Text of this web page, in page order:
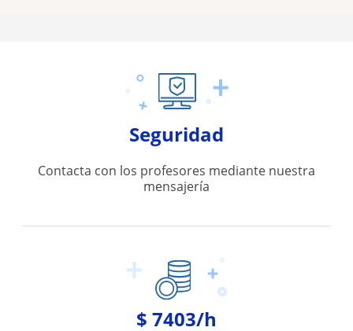
Seguridad
Contacta con los profesores mediante nuestra
mensajería
$ 7403/h